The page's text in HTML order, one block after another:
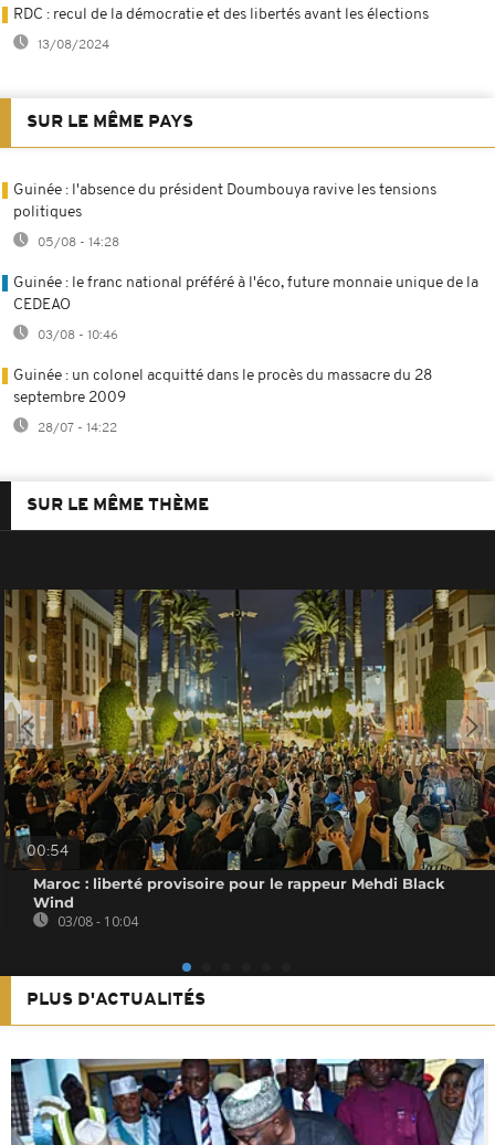
RDC : recul de la démocratie et des libertés avant les élections
13/08/2024
SUR LE MÊME PAYS
Guinée : l'absence du président Doumbouya ravive les tensions
politiques
05/08 - 14:28
Guinée : le franc national préféré à l'éco, future monnaie unique de la
CEDEAO
03/08 - 10:46
Guinée : un colonel acquitté dans le procès du massacre du 28
septembre 2009
28/07 - 14:22
SUR LE MÊME THÈME
00:54
Maroc : liberté provisoire pour le rappeur Mehdi Black
Wind
03/08 - 10:04
PLUS D'ACTUALITÉS